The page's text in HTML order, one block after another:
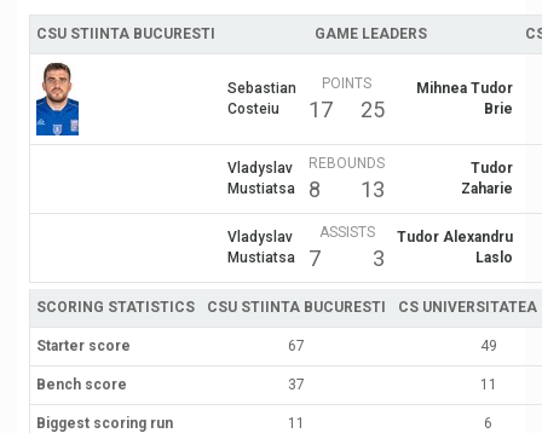
CSU STIINTA BUCURESTI GAME LEADERS
Sebastian
Costeiu
POINTS
17 25
Mihnea Tudor
Brie
Vladyslav
Mustiatsa
REBOUNDS
8 13
Tudor
Zaharie
Vladyslav
Mustiatsa
ASSISTS
7 3
Tudor Alexandru
Laslo
SCORING STATISTICS CSU STIINTA BUCURESTI CS UNIVERSITATEA
Starter score 67 49
Bench score 37 11
Biggest scoring run 11 6